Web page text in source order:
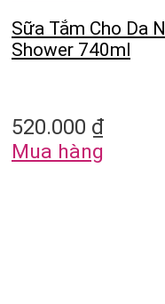
Sữa Tắm Cho Da
Shower 740ml
520.000 ₫
Mua hàng